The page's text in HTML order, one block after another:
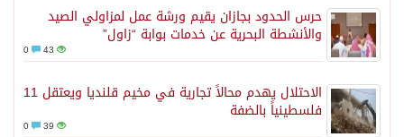
حرس الحدود بجازان يقيم ورشة عمل لمزاولي الصيد
والأنشطة البحرية عن خدمات بوابة “زاول”
43
الاحتلال يهدم محالاً تجارية في مخيم قلنديا ويعتقل 11
فلسطينياً بالضفة
39